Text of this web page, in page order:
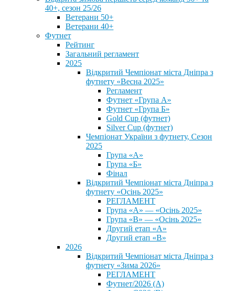
40+, сезон 25/26
Ветерани 50+
Ветерани 40+
Футнет
Рейтинг
Загальний регламент
2025
Відкритий Чемпіонат міста Дніпра з
футнету «Весна 2025»
Регламент
Футнет «Група А»
Футнет «Група Б»
Gold Cup (футнет)
Silver Cup (футнет)
Чемпіонат України з футнету, Сезон
2025
Група «А»
Група «Б»
Фінал
Відкритий Чемпіонат міста Дніпра з
футнету «Осінь 2025»
РЕГЛАМЕНТ
Група «А» — «Осінь 2025»
Група «В» — «Осінь 2025»
Другий етап «А»
Другий етап «В»
2026
Відкритий Чемпіонат міста Дніпра з
футнету «Зима 2026»
РЕГЛАМЕНТ
Футнет/2026 (А)